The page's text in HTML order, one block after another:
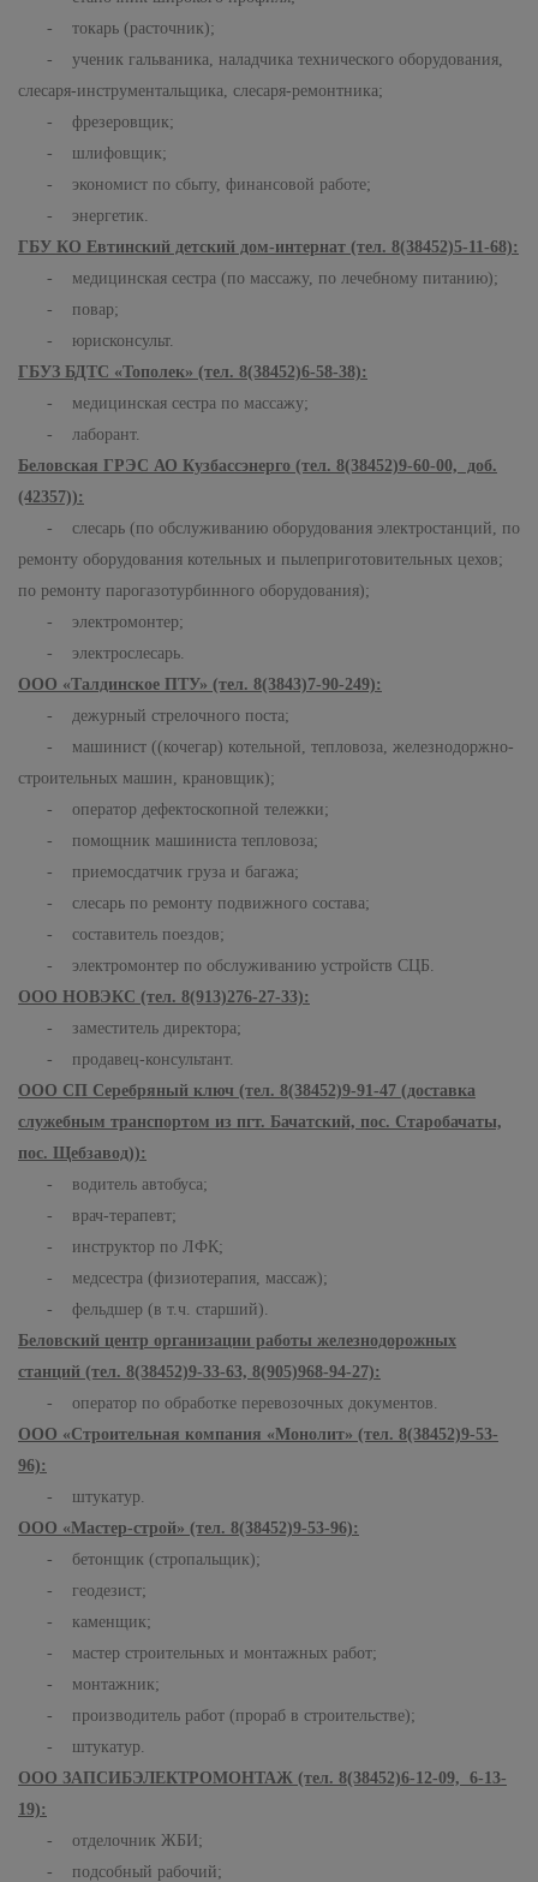
- токарь (расточник);
- ученик гальваника, наладчика технического оборудования,
слесаря-инструментальщика, слесаря-ремонтника;
- фрезеровщик;
- шлифовщик;
- экономист по сбыту, финансовой работе;
- энергетик.
ГБУ КО Евтинский детский дом-интернат (тел. 8(38452)5-11-68):
- медицинская сестра (по массажу, по лечебному питанию);
- повар;
- юрисконсульт.
ГБУЗ БДТС «Тополек» (тел. 8(38452)6-58-38):
- медицинская сестра по массажу;
- лаборант.
Беловская ГРЭС АО Кузбассэнерго (тел. 8(38452)9-60-00, доб.
(42357)):
- слесарь (по обслуживанию оборудования электростанций, по
ремонту оборудования котельных и пылеприготовительных цехов;
по ремонту парогазотурбинного оборудования);
- электромонтер;
- электрослесарь.
ООО «Талдинское ПТУ» (тел. 8(3843)7-90-249):
- дежурный стрелочного поста;
- машинист ((кочегар) котельной, тепловоза, железнодоржно-
строительных машин, крановщик);
- оператор дефектоскопной тележки;
- помощник машиниста тепловоза;
- приемосдатчик груза и багажа;
- слесарь по ремонту подвижного состава;
- составитель поездов;
- электромонтер по обслуживанию устройств СЦБ.
ООО НОВЭКС (тел. 8(913)276-27-33):
- заместитель директора;
- продавец-консультант.
ООО СП Серебряный ключ (тел. 8(38452)9-91-47 (доставка
служебным транспортом из пгт. Бачатский, пос. Старобачаты,
пос. Щебзавод)):
- водитель автобуса;
- врач-терапевт;
- инструктор по ЛФК;
- медсестра (физиотерапия, массаж);
- фельдшер (в т.ч. старший).
Беловский центр организации работы железнодорожных
станций (тел. 8(38452)9-33-63, 8(905)968-94-27):
- оператор по обработке перевозочных документов.
ООО «Строительная компания «Монолит» (тел. 8(38452)9-53-
96):
- штукатур.
ООО «Мастер-строй» (тел. 8(38452)9-53-96):
- бетонщик (стропальщик);
- геодезист;
- каменщик;
- мастер строительных и монтажных работ;
- монтажник;
- производитель работ (прораб в строительстве);
- штукатур.
ООО ЗАПСИБЭЛЕКТРОМОНТАЖ (тел. 8(38452)6-12-09, 6-13-
19):
- отделочник ЖБИ;
- подсобный рабочий;